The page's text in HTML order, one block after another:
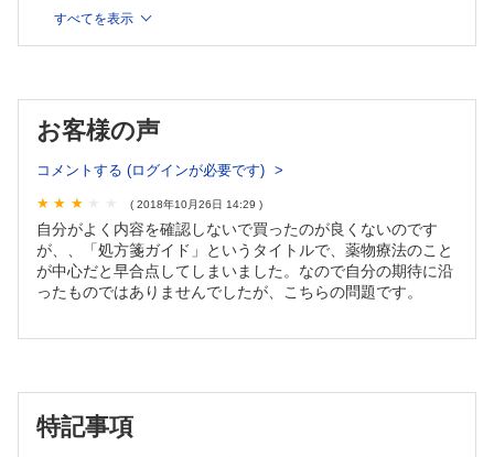
すべてを表示
お客様の声
コメントする (ログインが必要です)
( 2018年10月26日 14:29 )
自分がよく内容を確認しないで買ったのが良くないのです
が、、「処方箋ガイド」というタイトルで、薬物療法のこと
が中心だと早合点してしまいました。なので自分の期待に沿
ったものではありませんでしたが、こちらの問題です。
特記事項